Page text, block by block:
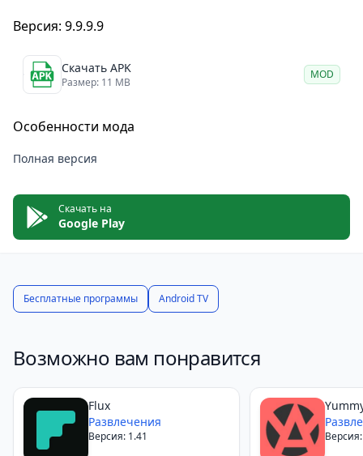
Версия: 9.9.9.9
Скачать APK
Размер: 11 MB
MOD
Особенности мода
Полная версия
Скачать на
Google Play
Бесплатные программы Android TV
Возможно вам понравится
Flux
Развлечения
Версия: 1.41